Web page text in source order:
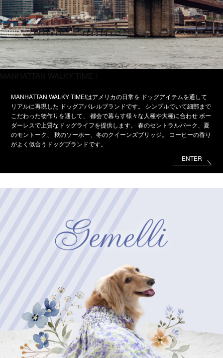
MANHATTAN WALKY TIME!はアメリカの日常を ドッグアイテムを通して
リアルに再現した ドッグアパレルブランドです。
シンプルでいて細部まで
こだわった物作りを通して、
都会で暮らす様々な人種や大種に合わせ ボー
ダーレスで上質なドッグライフを提供します。
春のセントラルパーク、夏
のモントーク、
秋のソーホー、冬のクイーンズブリッジ。
コーヒーの香り
がよく似合うドッグブランドです。
ENTER